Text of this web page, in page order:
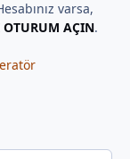
varsa,
AÇIN.